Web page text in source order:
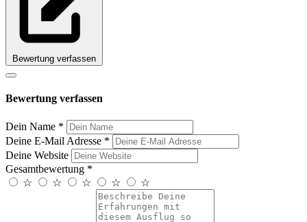
Bewertung verfassen
Bewertung verfassen
Dein Name *
Deine E-Mail Adresse *
Deine Website
Gesamtbewertung *
☆
☆ ☆ ☆ ☆